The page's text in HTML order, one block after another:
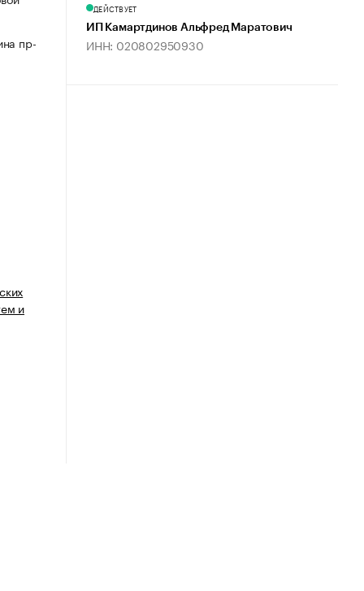
пр-
и
ДЕЙСТВУЕТ
ИП Камартдинов Альфред Маратович
ИНН: 020802950930